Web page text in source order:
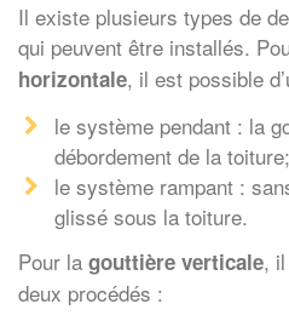
Il existe plusieurs types de
qui peuvent être installés.
horizontale, il est possible
le système pendant : la
débordement de la toiture;
le système rampant :
glissé sous la toiture.
Pour la gouttière verticale,
deux procédés :